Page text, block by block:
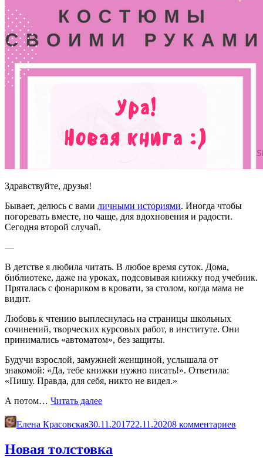
Здравствуйте, друзья!
Бывает, делюсь с вами личными историями. Иногда чтобы
погоревать вместе, но чаще, для вдохновения и радости.
Сегодня второй случай.
—
В детстве я любила читать. В любое время суток. Дома,
библиотеке, даже на уроках, подсовывая книжку под учебник.
Пряталась с фонариком в кровати, за столом, когда мама не
видит.
Любовь к чтению выплеснулась на страницы школьных
сочинений, творческих курсовых работ, в институте. Они
принимались «автоматом», без защиты.
Будучи взрослой, замужней женщиной, услышала от
знакомой: «Да, тебе книжки нужно писать!». Ответила:
«Пишу. Правда, для себя, никто не видел.»
А потом… Читать далее«Новый
—
издательство
Елена Красовская30.11.201722.11.20208 комментариев
Новая толстовка